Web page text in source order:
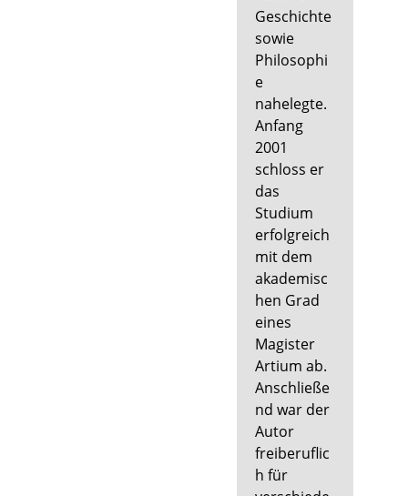
Geschichte
sowie
Philosophi
e
nahelegte.
Anfang
2001
schloss er
das
Studium
erfolgreich
mit dem
akademisc
hen Grad
eines
Magister
Artium ab.
Anschließe
nd war der
Autor
freiberuflic
h für